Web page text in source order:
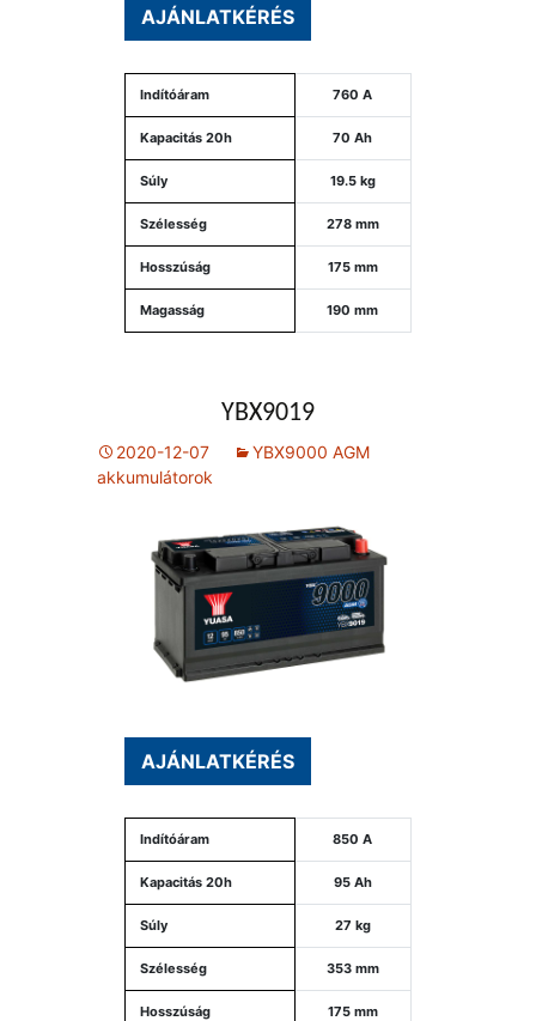
AJÁNLATKÉRÉS
Indítóáram 760 A
Kapacitás 20h 70 Ah
Súly 19.5 kg
Szélesség 278 mm
Hosszúság 175 mm
Magasság 190 mm
YBX9019
2020-12-07
YBX9000 AGM
akkumulátorok
AJÁNLATKÉRÉS
Indítóáram 850 A
Kapacitás 20h 95 Ah
Súly 27 kg
Szélesség 353 mm
Hosszúság 175 mm